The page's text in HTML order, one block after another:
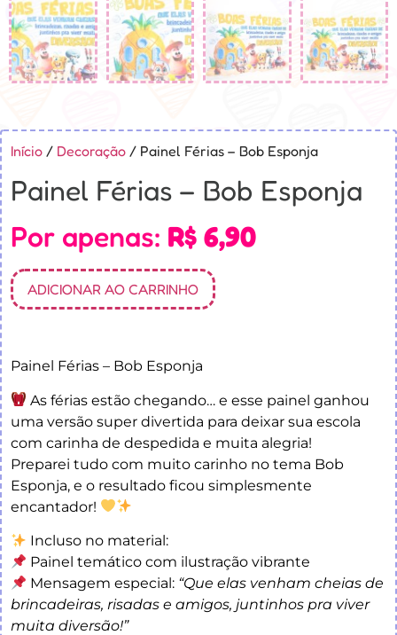
Início / Decoração / Painel Férias – Bob Esponja
Painel Férias – Bob Esponja
Por apenas: R$ 6,90
ADICIONAR AO CARRINHO
Painel Férias – Bob Esponja
As férias estão chegando… e esse painel ganhou
uma versão super divertida para deixar sua escola
com carinha de despedida e muita alegria!
Preparei tudo com muito carinho no tema Bob
Esponja, e o resultado ficou simplesmente
encantador!
Incluso no material:
Painel temático com ilustração vibrante
Mensagem especial: “Que elas venham cheias de
brincadeiras, risadas e amigos, juntinhos pra viver
muita diversão!”